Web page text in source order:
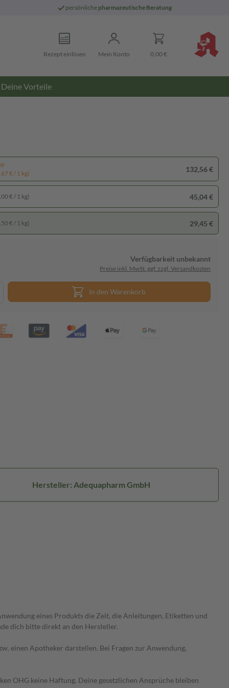
persönliche pharmazeutische Beratung
Rezept einlösen Mein Konto 0,00 €
Deine Vorteile
€ / 1 kg)
132,56 €
€ / 1 kg) 45,04 €
€ / 1 kg) 29,45 €
Verfügbarkeit unbekannt
Preise inkl. MwSt. ggf. zzgl. Versandkosten
In den Warenkorb
Hersteller: Adequapharm GmbH
eines Produkts die Zeit, die Anleitungen, Etiketten und
dich bitte direkt an den Hersteller.
einen Apotheker darstellen. Bei Fragen zur Anwendung,
OHG keine Haftung. Deine gesetzlichen Ansprüche bleiben